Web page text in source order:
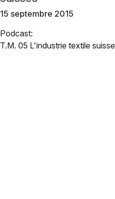
15 septembre 2015
Podcast:
T.M. 05 L'industrie textile suisse